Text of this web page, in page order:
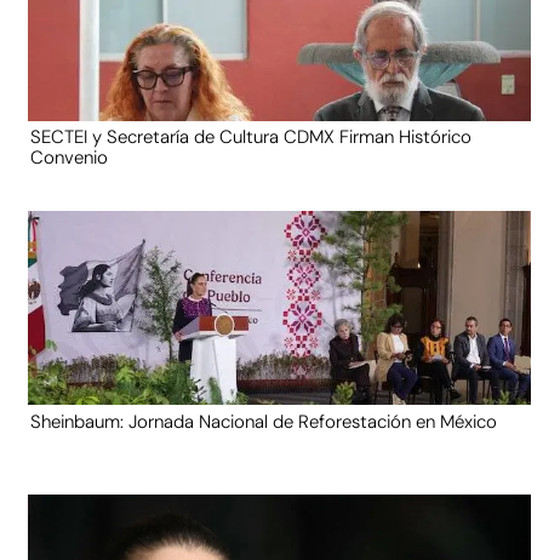
SECTEI y Secretaría de Cultura CDMX Firman Histórico
Convenio
Sheinbaum: Jornada Nacional de Reforestación en México